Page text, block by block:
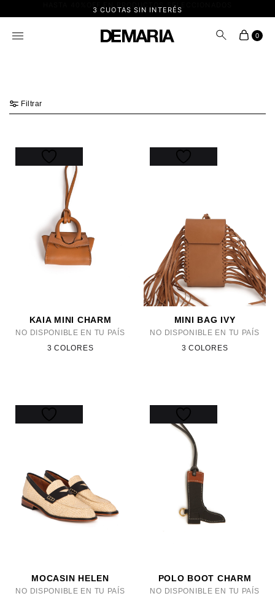
HASTA 40%OFF EN PRODUCTOS SELECCIONADOS
3 CUOTAS SIN INTERÉS
0
Filtrar
KAIA MINI CHARM
NO DISPONIBLE EN TU PAÍS
3 COLORES
MINI BAG IVY
NO DISPONIBLE EN TU PAÍS
3 COLORES
MOCASIN HELEN
NO DISPONIBLE EN TU PAÍS
POLO BOOT CHARM
NO DISPONIBLE EN TU PAÍS